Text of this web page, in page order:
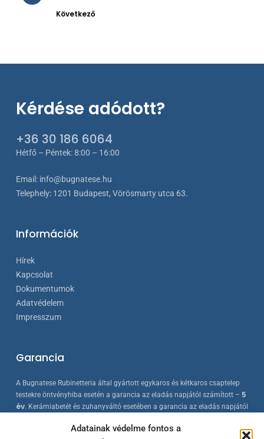
Adatainak védelme fontos a
Következő
Kérdése adódott?
+36 30 186 6064
Hétfő – Péntek: 8:00 – 16:00
Email: info@bugnatese.hu
Telephely: 1201 Budapest, Vörösmarty utca 63.
Információk
Hírek
Kapcsolat
Dokumentumok
Adatvédelem
Impresszum
Garancia
A Bugnatese Rubinetteria által gyártott egykaros és kétkaros csaptelep
testekre öntvényhiba esetén a garancia az eladás napjától számított – 5
év. Kerámiabetét és zuhanyváltó esetében a garancia az eladás napjától
szabványokkal összhangban készülnek, folyamatos minőség-ellenőrzés